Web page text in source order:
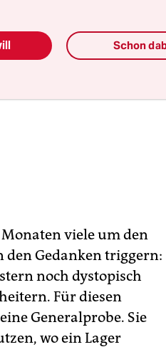
Mainstream. Warum
etwa, dass die
viele um den
Gedanken triggern:
noch dystopisch
Für diesen
Generalprobe. Sie
wo ein Lager
Schon